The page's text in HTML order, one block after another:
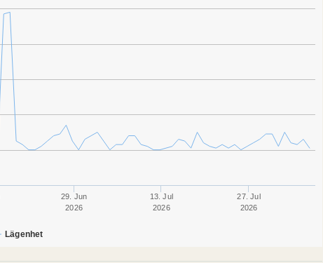
Lägenhet
29. Jun
2026
13. Jul
2026
27. Jul
2026